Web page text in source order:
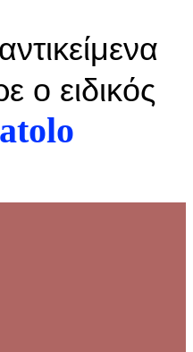
ο ειδικός